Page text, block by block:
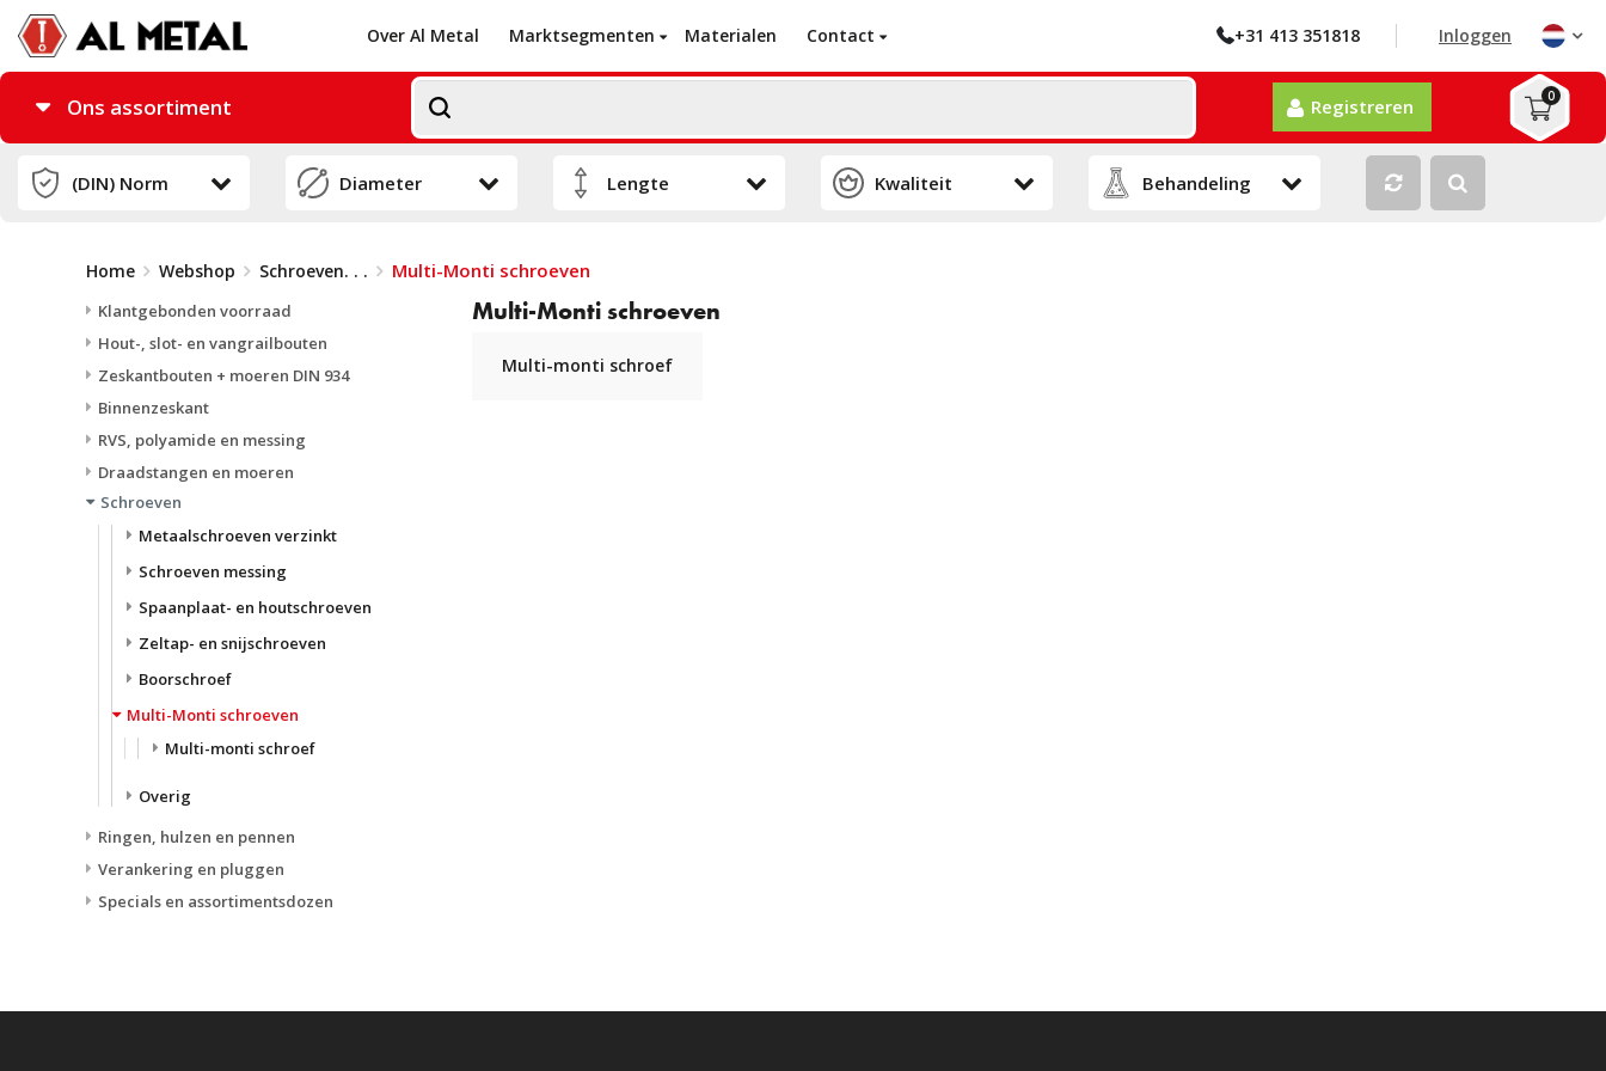
Over Al Metal Marktsegmenten Materialen Contact +31 413 351818 Inloggen
Ons assortiment Registreren 0
Home Webshop Schroeven. . . Multi-Monti schroeven
Klantgebonden voorraad
Hout-, slot- en vangrailbouten
Zeskantbouten + moeren DIN 934
Binnenzeskant
RVS, polyamide en messing
Draadstangen en moeren
Schroeven
Metaalschroeven verzinkt
Schroeven messing
Spaanplaat- en houtschroeven
Zeltap- en snijschroeven
Boorschroef
Multi-Monti schroeven
Multi-monti schroef
Overig
Ringen, hulzen en pennen
Verankering en pluggen
Specials en assortimentsdozen
Multi-Monti schroeven
Multi-monti schroef